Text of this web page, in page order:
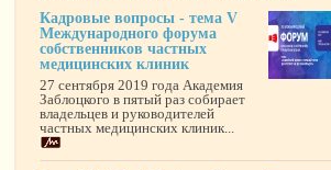
Кадровые вопросы - тема V
Международного форума
собственников частных
медицинских клиник
27 сентября 2019 года Академия
Заблоцкого в пятый раз собирает
владельцев и руководителей
частных медицинских клиник...